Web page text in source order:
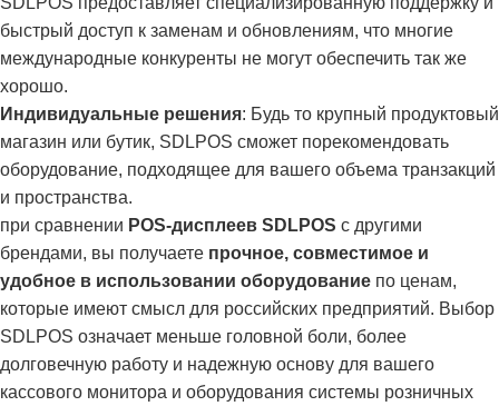
быстрый доступ к заменам и обновлениям, что многие
международные конкуренты не могут обеспечить так же
хорошо.
Индивидуальные решения: Будь то крупный продуктовый
магазин или бутик, SDLPOS сможет порекомендовать
оборудование, подходящее для вашего объема транзакций
и пространства.
при сравнении POS-дисплеев SDLPOS с другими
брендами, вы получаете прочное, совместимое и
удобное в использовании оборудование по ценам,
которые имеют смысл для российских предприятий. Выбор
SDLPOS означает меньше головной боли, более
долговечную работу и надежную основу для вашего
кассового монитора и оборудования системы розничных